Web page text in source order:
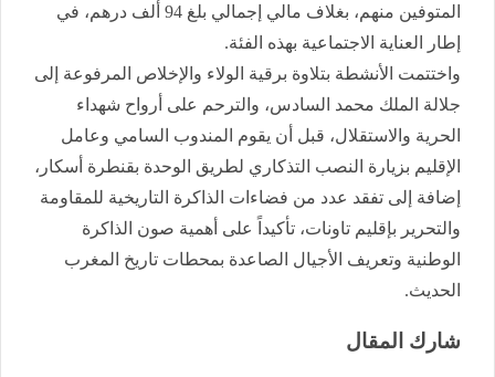
المتوفين منهم، بغلاف مالي إجمالي بلغ 94 ألف درهم، في
إطار العناية الاجتماعية بهذه الفئة.
واختتمت الأنشطة بتلاوة برقية الولاء والإخلاص المرفوعة إلى
جلالة الملك محمد السادس، والترحم على أرواح شهداء
الحرية والاستقلال، قبل أن يقوم المندوب السامي وعامل
الإقليم بزيارة النصب التذكاري لطريق الوحدة بقنطرة أسكار،
إضافة إلى تفقد عدد من فضاءات الذاكرة التاريخية للمقاومة
والتحرير بإقليم تاونات، تأكيداً على أهمية صون الذاكرة
الوطنية وتعريف الأجيال الصاعدة بمحطات تاريخ المغرب
الحديث.
شارك المقال